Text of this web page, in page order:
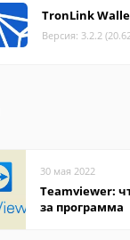
TronLink
Версия: 3.2.2
30 мая 2022
Teamviewer:
за программа